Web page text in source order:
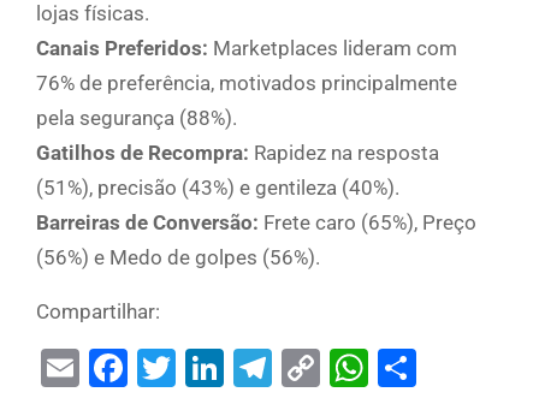
lojas físicas.
Canais Preferidos: Marketplaces lideram com
76% de preferência, motivados principalmente
pela segurança (88%).
Gatilhos de Recompra: Rapidez na resposta
(51%), precisão (43%) e gentileza (40%).
Barreiras de Conversão: Frete caro (65%), Preço
(56%) e Medo de golpes (56%).
Compartilhar:
EmailFacebook
Twitter
LinkedIn
Telegram
Copy